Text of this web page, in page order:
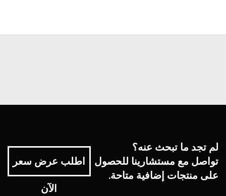
لم تجد ما تبحث عنه؟
تواصل مع مستشارينا للحصول
على منتجات إضافية متاحة.
اطلب عرض سعر
الآن